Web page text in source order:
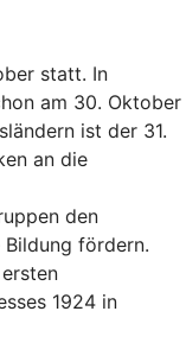
statt. In
am 30. Oktober
ist der 31.
an die
den
fördern.
1924 in